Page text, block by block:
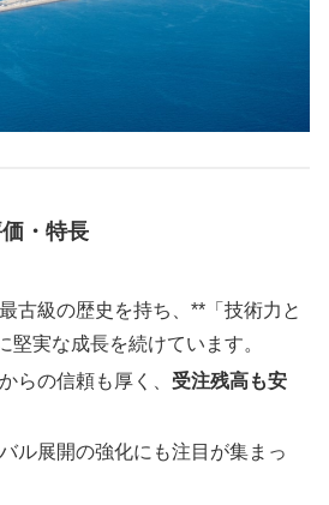
・特長
古級の歴史を持ち、**「技術力と
堅実な成長を続けています。
らの信頼も厚く、 受注残高も安
ル展開の強化にも注目が集まっ